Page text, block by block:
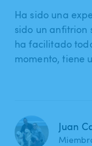
Ha sido una
sido un anfitrion
ha facilitado
momento, tiene
Juan